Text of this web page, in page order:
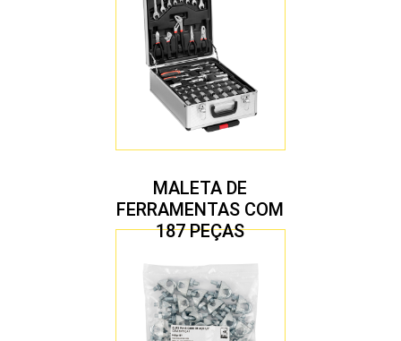
MALETA DE
FERRAMENTAS COM
187 PEÇAS